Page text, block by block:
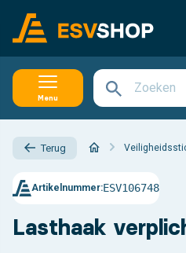
Menu
Terug
Lasthaak
Artikelnummer:ESV106748